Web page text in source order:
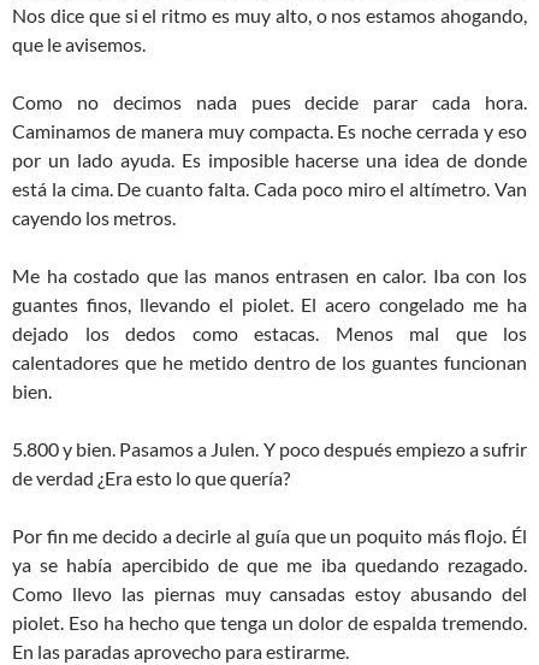
Nos dice que si el ritmo es muy alto, o nos estamos ahogando,
que le avisemos.
Como no decimos nada pues decide parar cada hora.
Caminamos de manera muy compacta. Es noche cerrada y eso
por un lado ayuda. Es imposible hacerse una idea de donde
está la cima. De cuanto falta. Cada poco miro el altímetro. Van
cayendo los metros.
Me ha costado que las manos entrasen en calor. Iba con los
guantes finos, llevando el piolet. El acero congelado me ha
dejado los dedos como estacas. Menos mal que los
calentadores que he metido dentro de los guantes funcionan
bien.
5.800 y bien. Pasamos a Julen. Y poco después empiezo a sufrir
de verdad ¿Era esto lo que quería?
Por fin me decido a decirle al guía que un poquito más flojo. Él
ya se había apercibido de que me iba quedando rezagado.
Como llevo las piernas muy cansadas estoy abusando del
piolet. Eso ha hecho que tenga un dolor de espalda tremendo.
En las paradas aprovecho para estirarme.